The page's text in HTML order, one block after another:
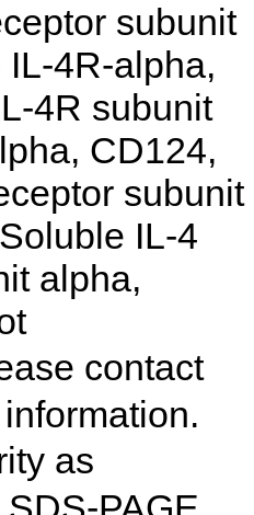
subunit
4R-alpha,
4R subunit
CD124,
subunit
IL-4
alpha,
contact
as